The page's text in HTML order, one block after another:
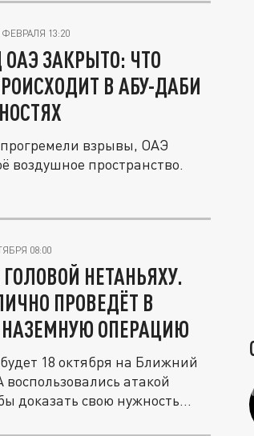
ФЕВРАЛЯ 13:20
ОАЭ ЗАКРЫТО: ЧТО
В АБУ-ДАБИ
взрывы, ОАЭ
воздушное пространство.
08:00
НЕТАНЬЯХУ.
ПРОВЕДЁТ В
ОПЕРАЦИЮ
18 октября на Ближний
атакой
доказать свою нужность...